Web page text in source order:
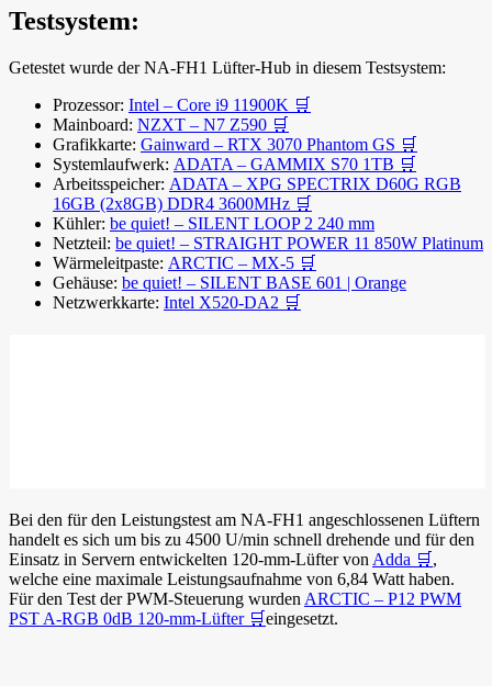
Testsystem:
Getestet wurde der NA-FH1 Lüfter-Hub in diesem Testsystem:
Prozessor: Intel – Core i9 11900K 🛒
Mainboard: NZXT – N7 Z590 🛒
Grafikkarte: Gainward – RTX 3070 Phantom GS 🛒
Systemlaufwerk: ADATA – GAMMIX S70 1TB 🛒
Arbeitsspeicher: ADATA – XPG SPECTRIX D60G RGB
16GB (2x8GB) DDR4 3600MHz 🛒
Kühler: be quiet! – SILENT LOOP 2 240 mm
Netzteil: be quiet! – STRAIGHT POWER 11 850W Platinum
Wärmeleitpaste: ARCTIC – MX-5 🛒
Gehäuse: be quiet! – SILENT BASE 601 | Orange
Netzwerkkarte: Intel X520-DA2 🛒
Bei den für den Leistungstest am NA-FH1 angeschlossenen Lüftern
handelt es sich um bis zu 4500 U/min schnell drehende und für den
Einsatz in Servern entwickelten 120-mm-Lüfter von Adda 🛒 ,
welche eine maximale Leistungsaufnahme von 6,84 Watt haben.
Für den Test der PWM-Steuerung wurden ARCTIC – P12 PWM
PST A-RGB 0dB 120-mm-Lüfter 🛒eingesetzt.